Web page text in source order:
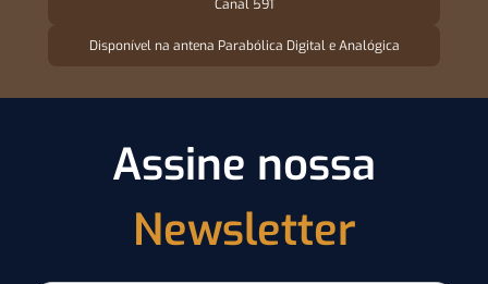
Canal 591
Disponível na antena Parabólica Digital e Analógica
Assine nossa
Newsletter